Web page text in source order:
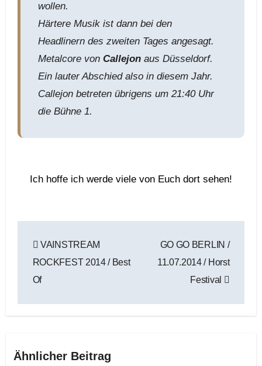
wollen.
Härtere Musik ist dann bei den
Headlinern des zweiten Tages angesagt.
Metalcore von Callejonaus Düsseldorf.
Ein lauter Abschied also in diesem Jahr.
Callejon betreten übrigens um 21:40 Uhr
die Bühne 1.
Ich hoffe ich werde viele von Euch dort sehen!
VAINSTREAM
ROCKFEST 2014 / Best
Of
GO GO BERLIN /
11.07.2014 / Horst
Festival
Ähnlicher Beitrag